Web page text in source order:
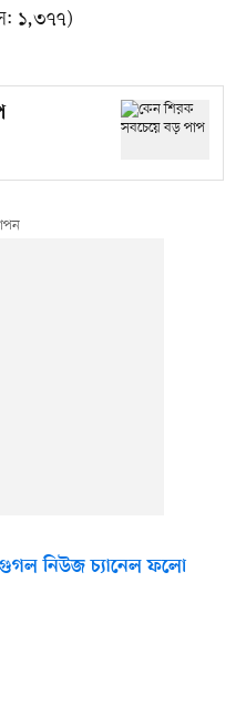
১,৩৭৭)
নিউজ চ্যানেল ফলো